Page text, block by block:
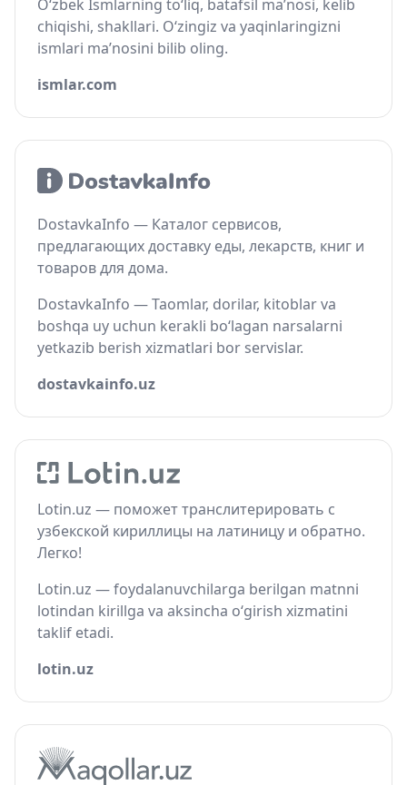
O‘zbek Ismlarning to‘liq, batafsil ma’nosi, kelib
chiqishi, shakllari. O‘zingiz va yaqinlaringizni
ismlari ma’nosini bilib oling.
ismlar.com
DostavkaInfo — Каталог сервисов,
предлагающих доставку еды, лекарств, книг и
товаров для дома.
DostavkaInfo — Taomlar, dorilar, kitoblar va
boshqa uy uchun kerakli bo‘lagan narsalarni
yetkazib berish xizmatlari bor servislar.
dostavkainfo.uz
Lotin.uz — поможет транслитерировать с
узбекской кириллицы на латиницу и обратно.
Легко!
Lotin.uz — foydalanuvchilarga berilgan matnni
lotindan kirillga va aksincha o‘girish xizmatini
taklif etadi.
lotin.uz